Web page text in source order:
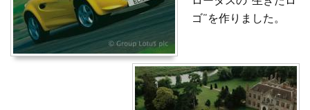
ゴ”を作りました。